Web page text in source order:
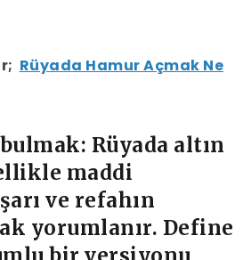
Rüyada Hamur Açmak Ne
Rüyada altın
maddi
ve refahın
yorumlanır. Define